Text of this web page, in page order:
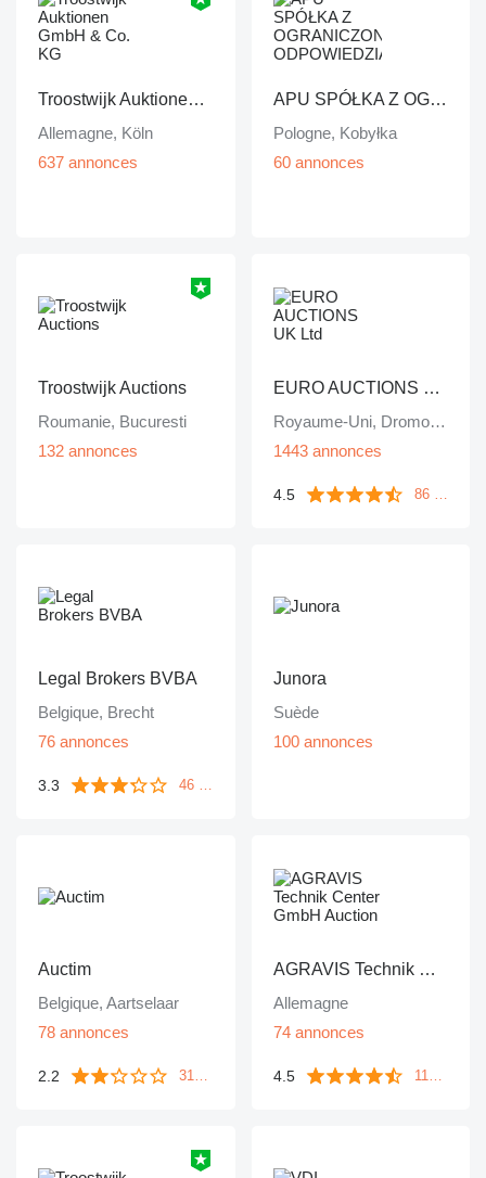
Troostwijk Auktionen GmbH & Co. KG
Allemagne, Köln
637 annonces
APU SPÓŁKA Z OGRANICZONĄ ODPOWIEDZIALNOŚCIĄ
Pologne, Kobyłka
60 annonces
Troostwijk Auctions
Roumanie, Bucuresti
132 annonces
EURO AUCTIONS UK Ltd
Royaume-Uni, Dromore Co. Tyrone
1443 annonces
4.5 86 commentaires
Legal Brokers BVBA
Belgique, Brecht
76 annonces
3.3 46 commentaires
Junora
Suède
100 annonces
Auctim
Belgique, Aartselaar
78 annonces
2.2 312 commentaires
AGRAVIS Technik Center GmbH Auction
Allemagne
74 annonces
4.5 115 commentaires